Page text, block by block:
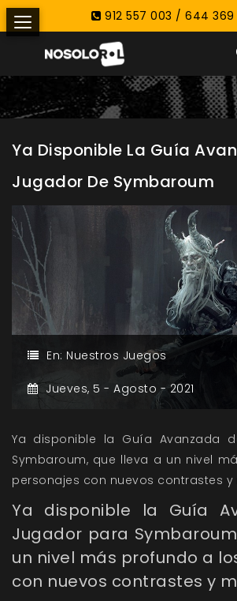
912 557 003 / 644
Ya Disponible La Guía
Jugador De Symbaroum
En: Nuestros Juegos
Jueves, 5 - Agosto -2021
Ya disponible la Guía Avanzada
Symbaroum, que lleva a un nivel
personajes con nuevos contrastes y
Ya disponible la Guía
Jugador para
un nivel más profundo a
con nuevos contrastes y